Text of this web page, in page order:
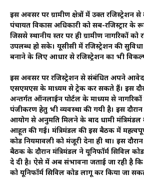
इस अवसर पर ग्रामीण क्षेत्रों में उक्त रजिस्ट्रेशन से
पंचायत विकास अधिकारी को सब-रजिस्ट्रार के
जिससे स्थानीय स्तर पर ही ग्रामीण नागरिकों को
उपलब्ध हो सके। यूसीसी में रजिस्ट्रेशन की
बनाने के लिए आधार से रजिस्ट्रेशन का भी
इस अवसर पर रजिस्ट्रेशन से संबंधित अपने
एसएमएस के माध्यम से ट्रेक कर सकते हैं। इस
अन्तर्गत ऑनलाईन पोर्टल के माध्यम से
पंजीकरण हेतु भी व्यवस्था की गयी है। इस दौरान
आयोग से अनुमति मिलने के बाद धामी
आहूत की गई। मंत्रिमंडल की इस बैठक में
कोड नियमावली को मंजूरी देना ही था। इस
बैठक के दौरान मंत्रिमंडल ने यूनिफॉर्म सिविल
दे दी है। ऐसे में अब संभावना जताई जा रही है
को यूनिफॉर्म सिविल कोड लागू कर किया जा